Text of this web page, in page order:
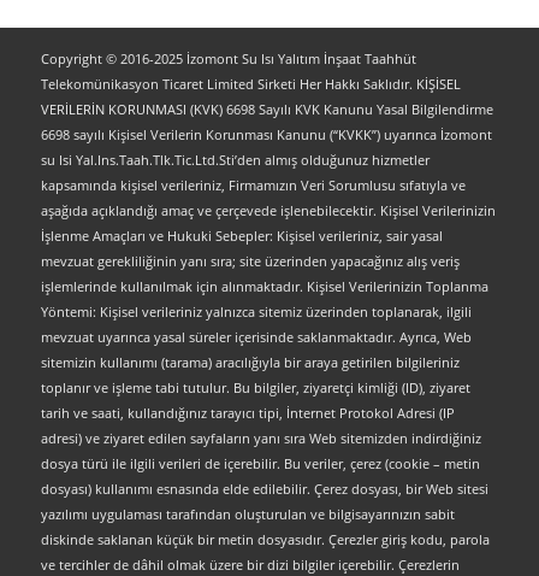
Copyright © 2016-2025 İzomont Su Isı Yalıtım İnşaat Taahhüt
Telekomünikasyon Ticaret Limited Sirketi Her Hakkı Saklıdır. KİŞİSEL
VERİLERİN KORUNMASI (KVK) 6698 Sayılı KVK Kanunu Yasal Bilgilendirme
6698 sayılı Kişisel Verilerin Korunması Kanunu (“KVKK”) uyarınca İzomont
su Isi Yal.Ins.Taah.Tlk.Tic.Ltd.Sti’den almış olduğunuz hizmetler
kapsamında kişisel verileriniz, Firmamızın Veri Sorumlusu sıfatıyla ve
aşağıda açıklandığı amaç ve çerçevede işlenebilecektir. Kişisel Verilerinizin
İşlenme Amaçları ve Hukuki Sebepler: Kişisel verileriniz, sair yasal
mevzuat gerekliliğinin yanı sıra; site üzerinden yapacağınız alış veriş
işlemlerinde kullanılmak için alınmaktadır. Kişisel Verilerinizin Toplanma
Yöntemi: Kişisel verileriniz yalnızca sitemiz üzerinden toplanarak, ilgili
mevzuat uyarınca yasal süreler içerisinde saklanmaktadır. Ayrıca, Web
sitemizin kullanımı (tarama) aracılığıyla bir araya getirilen bilgileriniz
toplanır ve işleme tabi tutulur. Bu bilgiler, ziyaretçi kimliği (ID), ziyaret
tarih ve saati, kullandığınız tarayıcı tipi, İnternet Protokol Adresi (IP
adresi) ve ziyaret edilen sayfaların yanı sıra Web sitemizden indirdiğiniz
dosya türü ile ilgili verileri de içerebilir. Bu veriler, çerez (cookie – metin
dosyası) kullanımı esnasında elde edilebilir. Çerez dosyası, bir Web sitesi
yazılımı uygulaması tarafından oluşturulan ve bilgisayarınızın sabit
diskinde saklanan küçük bir metin dosyasıdır. Çerezler giriş kodu, parola
ve tercihler de dâhil olmak üzere bir dizi bilgiler içerebilir. Çerezlerin